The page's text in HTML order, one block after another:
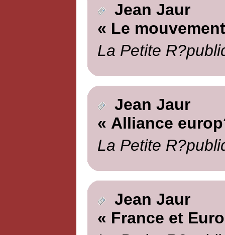
Jean Jaur
« Le
La Petite
Jean Jaur
« Alliance
La Petite
Jean Jaur
« France et